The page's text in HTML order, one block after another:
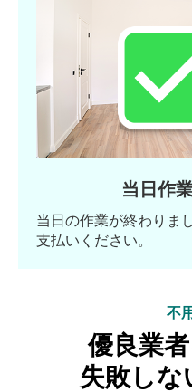
当日作
当日の作業が終わりま
支払いください。
不
優良業
失敗しな